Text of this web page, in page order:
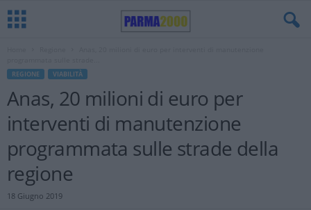
REGIONE VIABILITÀ
Anas, 20 milioni di euro per
interventi di manutenzione
programmata sulle strade della
regione
18 Giugno 2019